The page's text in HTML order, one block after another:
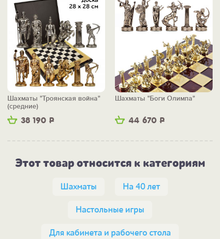
38 190 Р
Шахматы "Троянская война"
(средние)
44 670 Р
Шахматы "Боги Олимпа"
Этот товар относится к категориям
Шахматы На 40 лет
Настольные игры
Для кабинета и рабочего стола